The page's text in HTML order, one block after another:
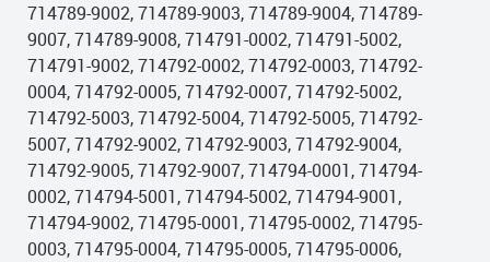
714789-9002, 714789-9003, 714789-9004, 714789-
9007, 714789-9008, 714791-0002, 714791-5002,
714791-9002, 714792-0002, 714792-0003, 714792-
0004, 714792-0005, 714792-0007, 714792-5002,
714792-5003, 714792-5004, 714792-5005, 714792-
5007, 714792-9002, 714792-9003, 714792-9004,
714792-9005, 714792-9007, 714794-0001, 714794-
0002, 714794-5001, 714794-5002, 714794-9001,
714794-9002, 714795-0001, 714795-0002, 714795-
0003, 714795-0004, 714795-0005, 714795-0006,